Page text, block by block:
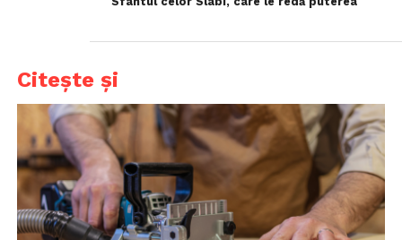
Citește și